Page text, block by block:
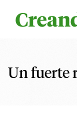
Un fuerte